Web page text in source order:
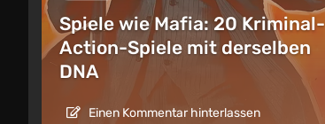
Spiele wie Mafia: 20 Kriminal-
Action-Spiele mit derselben
DNA
Einen Kommentar hinterlassen